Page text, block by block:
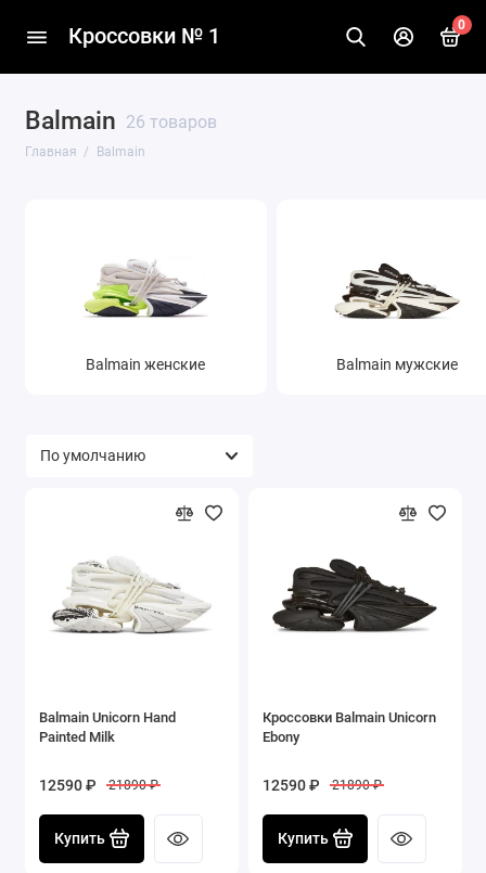
Кроссовки № 1 0
Balmain 26 товаров
Главная Balmain
Balmain женские Balmain мужские
Balmain Unicorn Hand
Painted Milk
12590 ₽ 21890 ₽
Купить
Кроссовки Balmain Unicorn
Ebony
12590 ₽ 21890 ₽
Купить